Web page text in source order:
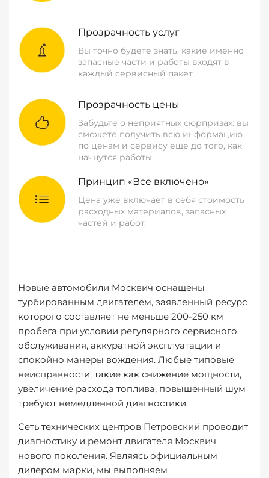
Прозрачность услуг
Вы точно будете знать, какие именно
запасные части и работы входят в
каждый сервисный пакет.
Прозрачность цены
Забудьте о неприятных сюрпризах: вы
сможете получить всю информацию
по ценам и сервису еще до того, как
начнутся работы.
Принцип «Все включено»
Цена уже включает в себя стоимость
расходных материалов, запасных
частей и работ.
Новые автомобили Москвич оснащены
турбированным двигателем, заявленный ресурс
которого составляет не меньше 200-250 км
пробега при условии регулярного сервисного
обслуживания, аккуратной эксплуатации и
спокойно манеры вождения. Любые типовые
неисправности, такие как снижение мощности,
увеличение расхода топлива, повышенный шум
требуют немедленной диагностики.
Сеть технических центров Петровский проводит
диагностику и ремонт двигателя Москвич
нового поколения. Являясь официальным
дилером марки, мы выполняем